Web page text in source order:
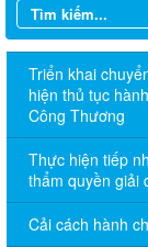
Triển khai
hiện thủ tục
Công Thương
Thực hiện tiếp
thẩm quyền giải
Cải cách hành